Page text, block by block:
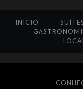
INÍCIO SUÍTES